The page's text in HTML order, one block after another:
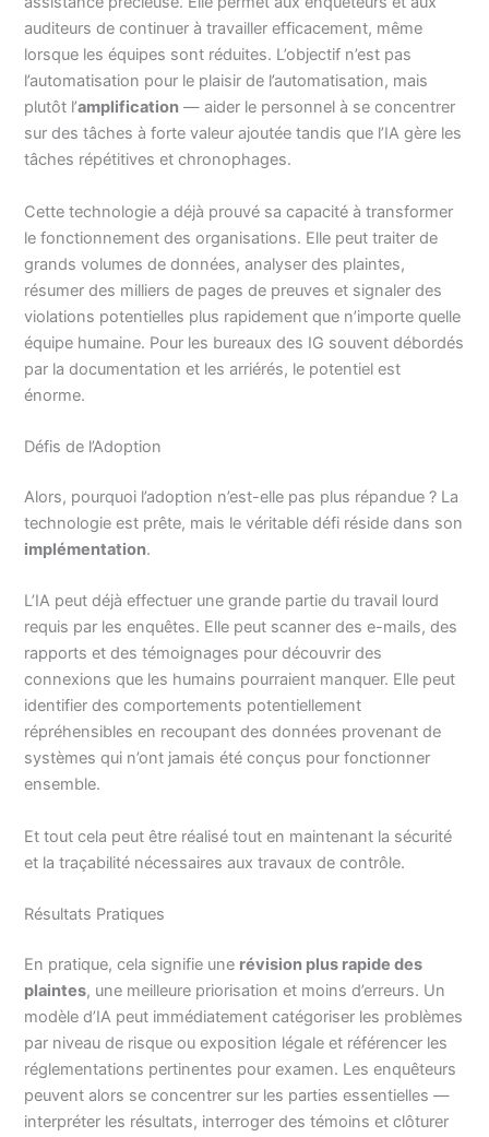
auditeurs de continuer à travailler efficacement, même
lorsque les équipes sont réduites. L’objectif n’est pas
l’automatisation pour le plaisir de l’automatisation, mais
plutôt l’amplification — aider le personnel à se concentrer
sur des tâches à forte valeur ajoutée tandis que l’IA gère les
tâches répétitives et chronophages.
Cette technologie a déjà prouvé sa capacité à transformer
le fonctionnement des organisations. Elle peut traiter de
grands volumes de données, analyser des plaintes,
résumer des milliers de pages de preuves et signaler des
violations potentielles plus rapidement que n’importe quelle
équipe humaine. Pour les bureaux des IG souvent débordés
par la documentation et les arriérés, le potentiel est
énorme.
Défis de l’Adoption
Alors, pourquoi l’adoption n’est-elle pas plus répandue ? La
technologie est prête, mais le véritable défi réside dans son
implémentation.
L’IA peut déjà effectuer une grande partie du travail lourd
requis par les enquêtes. Elle peut scanner des e-mails, des
rapports et des témoignages pour découvrir des
connexions que les humains pourraient manquer. Elle peut
identifier des comportements potentiellement
répréhensibles en recoupant des données provenant de
systèmes qui n’ont jamais été conçus pour fonctionner
ensemble.
Et tout cela peut être réalisé tout en maintenant la sécurité
et la traçabilité nécessaires aux travaux de contrôle.
Résultats Pratiques
En pratique, cela signifie une révision plus rapide des
plaintes, une meilleure priorisation et moins d’erreurs. Un
modèle d’IA peut immédiatement catégoriser les problèmes
par niveau de risque ou exposition légale et référencer les
réglementations pertinentes pour examen. Les enquêteurs
peuvent alors se concentrer sur les parties essentielles —
interpréter les résultats, interroger des témoins et clôturer